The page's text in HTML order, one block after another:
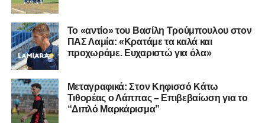
της Serie D στην Ιταλία, όπως οι Nocerina, S. Maria
Cilento και Castrovillari, έχοντας ξεκινήσει την
ποδοσφαιρική του διαδρομή από τον Απόλλωνα Σμύρνης.
Τον καλωσορίζουμε στην οικογένεια του Σαρωνικού και
του ευχόμαστε υγεία και επιτυχίες.»
Ακολουθήστε τοlamiara.grστοGoogle Newsγια να
μαθαίνετε πρώτοι τα κυανόλευκα νέα στην Ελλάδα και τον
Το «αντίο» του Βασίλη Τρούμπουλου στον
ΠΑΣ Λαμία: «Κρατάμε τα καλά και
προχωράμε. Ευχαριστώ για όλα»
Μεταγραφικά: Στον Κηφισσό Κάτω
Τιθορέας ο Λάππας – Επιβεβαίωση για το
“Διπλό Μαρκάρισμα”